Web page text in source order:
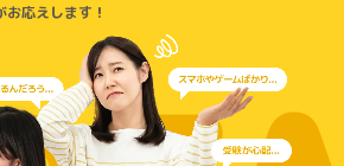
お応えします！